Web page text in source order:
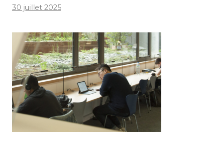
30 juillet 2025